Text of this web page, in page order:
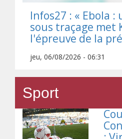
Infos27 : « Ebola :
sous traçage met
l'épreuve de la
jeu, 06/08/2026 - 06:31
Sport